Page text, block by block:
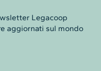
Legacoop
aggiornati sul mondo